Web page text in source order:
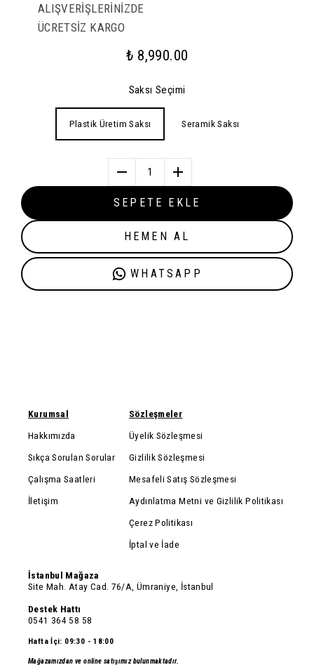
ALIŞVERİŞLERİNİZDE
ÜCRETSİZ KARGO
₺ 8,990.00
Saksı Seçimi
Plastik Üretim Saksı Seramik Saksı
1
SEPETE EKLE
HEMEN AL
WHATSAPP
Kurumsal
Hakkımızda
Sıkça Sorulan Sorular
Çalışma Saatleri
İletişim
Sözleşmeler
Üyelik Sözleşmesi
Gizlilik Sözleşmesi
Mesafeli Satış Sözleşmesi
Aydınlatma Metni ve Gizlilik Politikası
Çerez Politikası
İptal ve İade
İstanbul Mağaza
Site Mah. Atay Cad. 76/A, Ümraniye, İstanbul
Destek Hattı
0541 364 58 58
Hafta İçi: 09:30 - 18:00
Mağazamızdan ve online satışımız bulunmaktadır.